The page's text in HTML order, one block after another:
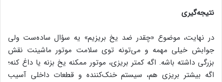
نتیجه‌گیری
در نهایت، موضوع «چقدر ضد یخ بریزیم» یه سؤال ساده‌ست ولی
جوابش خیلی مهمه و می‌تونه توی سلامت موتور ماشینت نقش
بزرگی داشته باشه. اگه کمتر بریزی، موتور ممکنه یخ بزنه یا داغ کنه؛
اگه بیشتر بریزی هم، سیستم خنک‌کننده و قطعات داخلی آسیب